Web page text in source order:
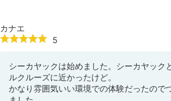
カナエ
5
シーカヤックは始めました。シーカヤック
ルクルーズに近かったけど。
かなり雰囲気いい環境での体験だったので